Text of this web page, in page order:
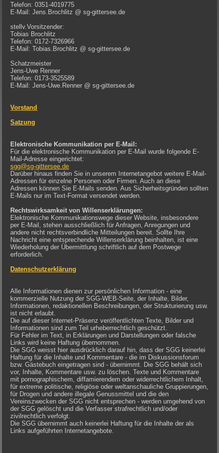
Telefon: 0351-4019775
E-Mail: Jens.Brochlitz @ sg-gittersee.de
stellv.Vorsitzender:
Tobias Brochlitz
Telefon: 0172-7326966
E-Mail: Tobias.Brochlitz @ sg-gittersee.de
Schatzmeister
Jens-Uwe Renner
Telefon: 0173-3525589
E-Mail: Jens-Uwe.Renner @ sg-gittersee.de
Vorstand
Satzung
Elektronische Kommunikation per E-Mail:
Für die elektronische Kommunikation per E-Mail wurde folgende E-
Mail-Adresse eingerichtet:
sgg@sg-gittersee.de
Darüber hinaus finden Sie in unserem Internetangebot weitere E-Mail-
Adressen für einzelne Personen oder Firmen. Auch an diese
Adressen können Sie E-Mails senden. Aus Sicherheitsgründen sollten
E-Mails nur im Text-Format versendet werden.
Rechtswirksamkeit von Willenserklärungen:
Elektronische Kommunikationswege dieser Website, insbesondere
per E-Mail, stehen ausschließlich für Anfragen, Anregungen und
andere nicht rechtsverbindliche Mitteilungen bereit. Sollte Ihre
Nachricht eine entsprechende Willenserklärung beinhalten, ist eine
Wiederholung der Übermittlung schriftlich auf dem Postwege
erforderlich.
Datenschutzerklärung
Alle Informationen dienen zur persönlichen Information - eine
kommerzielle Nutzung der SGG-WEB-Seite, der Inhalte, Bilder,
Informationen, redaktionellen Beschreibungen, der Strukturierung usw.
ist nicht erlaubt.
Die auf dieser Internet-Präsenz veröffentlichten Texte, Bilder und
Informationen sind zum Teil urheberrechtlich geschützt.
Für Fehler im Text, in Erklärungen und Darstellungen oder falsche
Links wird keine Haftung übernommen.
Die SGG weisst hier ausdrücklich darauf hin, dass der SGG keinerlei
Haftung für die Inhalte und Kommentare - die im Diskussionsforum
bzw. Gästebuch eingetragen sind - übernimmt. Die SGG behält sich
vor, Inhalte, Kommentare usw. zu löschen. Texte und Kommentare
mit pornographischem, diffamierendem oder widerrechtlichem Inhalt,
für extreme politische, religiöse oder weltanschauliche Gruppierungen,
für Drogen und andere illegale Genussmittel und die den
Vereinszwecken der SGG nicht entsprechen - werden umgehend von
der SGG gelöscht und die Verfasser strafrechtlich und/oder
zivilrechtlich verfolgt.
Die SGG übernimmt auch keinerlei Haftung für die Inhalte der als
Links aufgeführten Internetangebote.